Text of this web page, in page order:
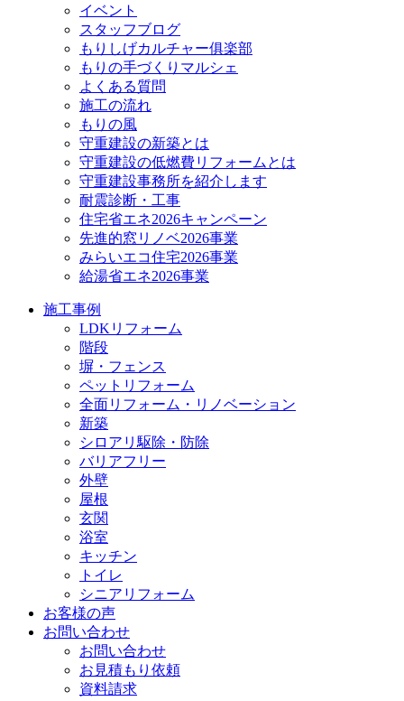
イベント
スタッフブログ
もりしげカルチャー俱楽部
もりの手づくりマルシェ
よくある質問
施工の流れ
もりの風
守重建設の新築とは
守重建設の低燃費リフォームとは
守重建設事務所を紹介します
耐震診断・工事
住宅省エネ2026キャンペーン
先進的窓リノベ2026事業
みらいエコ住宅2026事業
給湯省エネ2026事業
施工事例
LDKリフォーム
階段
塀・フェンス
ペットリフォーム
全面リフォーム・リノベーション
新築
シロアリ駆除・防除
バリアフリー
外壁
屋根
玄関
浴室
キッチン
トイレ
シニアリフォーム
お客様の声
お問い合わせ
お問い合わせ
お見積もり依頼
資料請求